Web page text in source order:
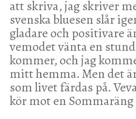
att skriva, jag skriver
svenska bluesen slår
gladare och positivare
vemodet vänta en
kommer, och jag
mitt hemma. Men det
som livet färdas på.
kör mot en